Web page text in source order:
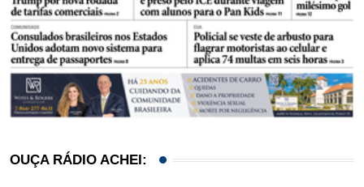
OUÇA RÁDIO ACHEI: